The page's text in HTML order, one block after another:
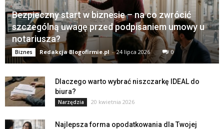
Bezpieczny start w biznesie – na co zwrócić
szczególną uwagę przed podpisaniem umowy u
notariusza?
Biznes Redakcja Blogofirmie.pl - 24 lipca 2026 0
Dlaczego warto wybrać niszczarkę IDEAL do
biura?
Narzędzia 20 kwietnia 2026
Najlepsza forma opodatkowania dla Twojej